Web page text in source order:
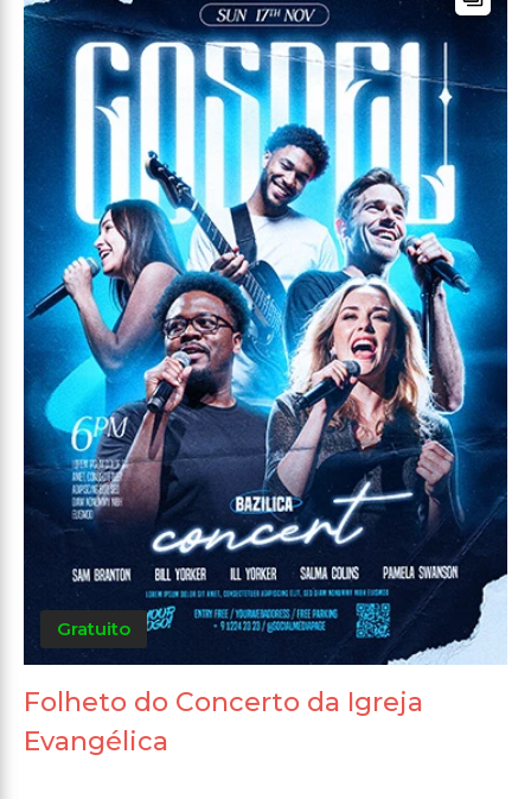
Gratuito
Folheto do Concerto da Igreja
Evangélica